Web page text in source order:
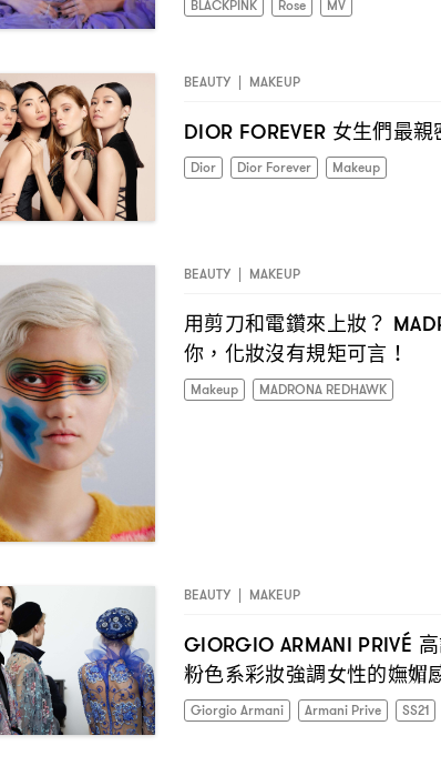
BLACKPINK Rose MV
BEAUTY | MAKEUP
DIOR FOREVER 女生們最親
Dior Dior Forever Makeup
BEAUTY | MAKEUP
用剪刀和電鑽來上妝？
你 ， 化妝沒有規矩可言 ！
Makeup MADRONA REDHAWK
BEAUTY | MAKEUP
GIORGIO ARMANI PRIVÉ
粉色系彩妝強調女性的嫵媚
Giorgio Armani Armani Prive SS21